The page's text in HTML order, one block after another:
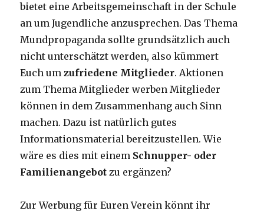
bietet eine Arbeitsgemeinschaft in der Schule
an um Jugendliche anzusprechen. Das Thema
Mundpropaganda sollte grundsätzlich auch
nicht unterschätzt werden, also kümmert
Euch umzufriedene Mitglieder. Aktionen
zum Thema Mitglieder werben Mitglieder
können in dem Zusammenhang auch Sinn
machen. Dazu ist natürlich gutes
Informationsmaterial bereitzustellen. Wie
wäre es dies mit einem Schnupper- oder
Familienangebot zu ergänzen?
Zur Werbung für Euren Verein könnt ihr